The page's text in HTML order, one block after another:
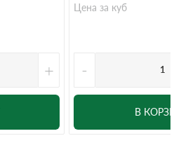
+
Цена за куб
-
В